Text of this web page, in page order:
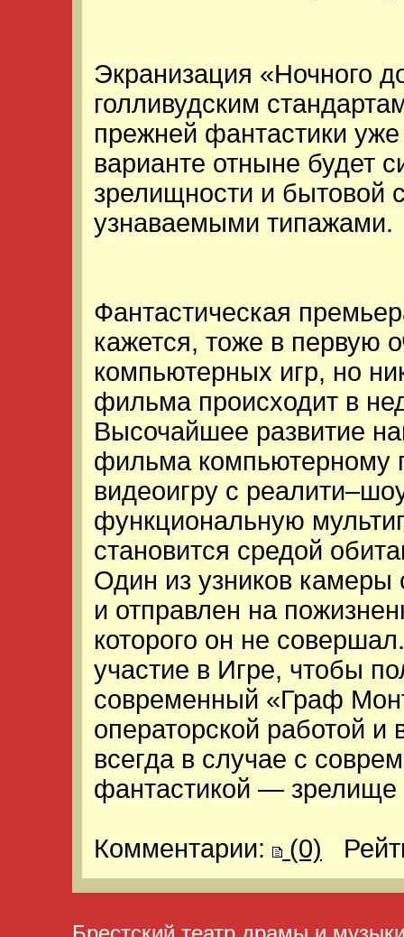
Экранизация «Ночного
голливудским
прежней фантастики
варианте отныне будет
зрелищности и бытовой
узнаваемыми типажами.
Фантастическая
кажется, тоже в первую
компьютерных игр, но
фильма происходит в
Высочайшее развитие
фильма компьютерному
видеоигру с
функциональную
становится средой
Один из узников
и отправлен на
которого он не
участие в Игре, чтобы
современный «Граф
операторской работой
всегда в случае с
фантастикой — зрелище
Комментарии: (0)